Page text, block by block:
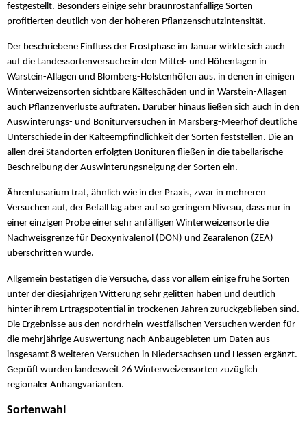
festgestellt. Besonders einige sehr braunrostanfällige Sorten
profitierten deutlich von der höheren Pflanzenschutzintensität.
Der beschriebene Einfluss der Frostphase im Januar wirkte sich auch
auf die Landessortenversuche in den Mittel- und Höhenlagen in
Warstein-Allagen und Blomberg-Holstenhöfen aus, in denen in einigen
Winterweizensorten sichtbare Kälteschäden und in Warstein-Allagen
auch Pflanzenverluste auftraten. Darüber hinaus ließen sich auch in den
Auswinterungs- und Boniturversuchen in Marsberg-Meerhof deutliche
Unterschiede in der Kälteempfindlichkeit der Sorten feststellen. Die an
allen drei Standorten erfolgten Bonituren fließen in die tabellarische
Beschreibung der Auswinterungsneigung der Sorten ein.
Ährenfusarium trat, ähnlich wie in der Praxis, zwar in mehreren
Versuchen auf, der Befall lag aber auf so geringem Niveau, dass nur in
einer einzigen Probe einer sehr anfälligen Winterweizensorte die
Nachweisgrenze für Deoxynivalenol (DON) und Zearalenon (ZEA)
überschritten wurde.
Allgemein bestätigen die Versuche, dass vor allem einige frühe Sorten
unter der diesjährigen Witterung sehr gelitten haben und deutlich
hinter ihrem Ertragspotential in trockenen Jahren zurückgeblieben sind.
Die Ergebnisse aus den nordrhein-westfälischen Versuchen werden für
die mehrjährige Auswertung nach Anbaugebieten um Daten aus
insgesamt 8 weiteren Versuchen in Niedersachsen und Hessen ergänzt.
Geprüft wurden landesweit 26 Winterweizensorten zuzüglich
regionaler Anhangvarianten.
Sortenwahl